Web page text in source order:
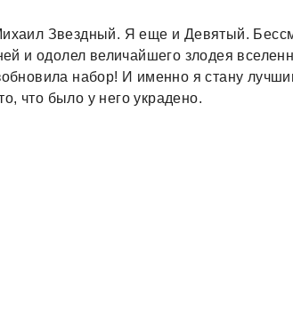
Звездный. Я еще и Девятый.
и одолел величайшего злодея
набор! И именно я стану
что было у него украдено.